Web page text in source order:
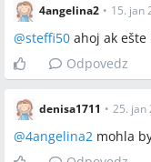
4angelina2 • 15. jan
@steffi50 ahoj ak
Odpovedz
denisa1711 • 25. jan
@4angelina2 mohla